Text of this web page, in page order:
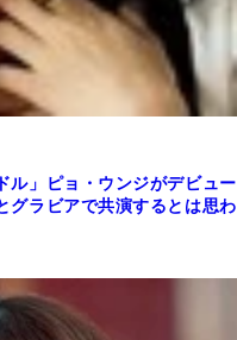
ル」ピョ・ウンジがデビュー
グラビアで共演するとは思わ